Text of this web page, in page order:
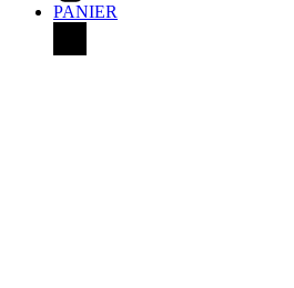
PANIER